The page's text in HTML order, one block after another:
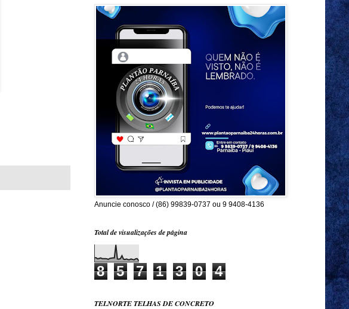
Anuncie conosco / (86) 99839-0737 ou 9 9408-4136
Total de visualizações de página
8 5 7 1 3 0 4
TELNORTE TELHAS DE CONCRETO